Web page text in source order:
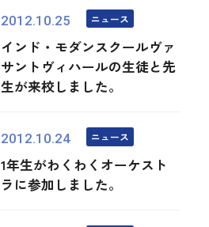
2012.10.25 ニュース
インド・モダンスクールヴァ
サントヴィハールの生徒と先
生が来校しました。
2012.10.24 ニュース
1年生がわくわくオーケスト
ラに参加しました。